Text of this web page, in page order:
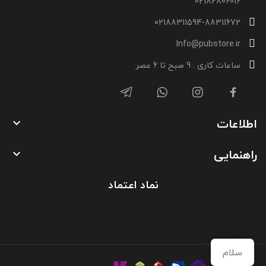
02188311594-88311672
Info@pubstore.ir
ساعات کاری : 9 صبح تا 6 عصر
اطلاعات 
راهنمایی 
نماد اعتماد
سلام